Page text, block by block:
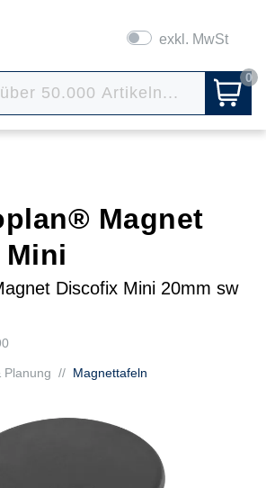
exkl. MwSt
0
Magnet
Discofix Mini 20mm sw
Planung // Magnettafeln